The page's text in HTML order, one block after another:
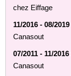
chez Eiffage
11/2016 - 08/2019
Canasout
07/2011 - 11/2016
Canasout